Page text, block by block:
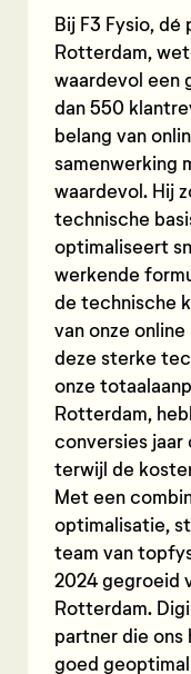
Bij F3 Fysio,
Rotterdam,
waardevol een
dan 550
belang van
samenwerking
waardevol. Hij
technische
optimaliseert
werkende
de technische
van onze
deze sterke
onze
Rotterdam,
conversies jaar
terwijl de
Met een
optimalisatie,
team van
2024 gegroeid
Rotterdam.
partner die ons
goed